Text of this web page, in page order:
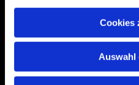
Cookies
Auswahl
Accept